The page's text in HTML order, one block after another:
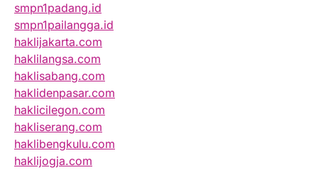
smpn1padang.id
smpn1pailangga.id
haklijakarta.com
haklilangsa.com
haklisabang.com
haklidenpasar.com
haklicilegon.com
hakliserang.com
haklibengkulu.com
haklijogja.com